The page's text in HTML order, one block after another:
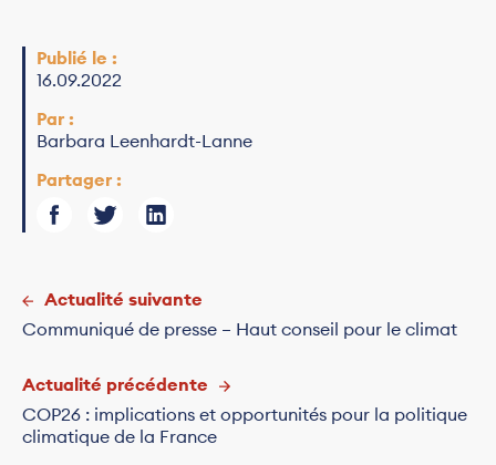
Publié le :
16.09.2022
Par :
Barbara Leenhardt-Lanne
Partager :
Actualité suivante
Communiqué de presse – Haut conseil pour le climat
Actualité précédente
COP26 : implications et opportunités pour la politique
climatique de la France